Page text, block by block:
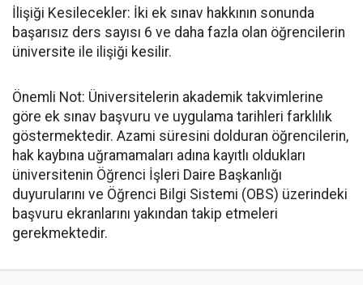
​İlişiği Kesilecekler: İki ek sınav hakkının sonunda
başarısız ders sayısı 6 ve daha fazla olan öğrencilerin
üniversite ile ilişiği kesilir.
​Önemli Not: Üniversitelerin akademik takvimlerine
göre ek sınav başvuru ve uygulama tarihleri farklılık
göstermektedir. Azami süresini dolduran öğrencilerin,
hak kaybına uğramamaları adına kayıtlı oldukları
üniversitenin Öğrenci İşleri Daire Başkanlığı
duyurularını ve Öğrenci Bilgi Sistemi (OBS) üzerindeki
başvuru ekranlarını yakından takip etmeleri
gerekmektedir.